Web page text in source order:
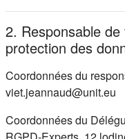
2. Responsable
protection des
Coordonnées du
viet.jeannaud@unit.eu
Coordonnées du